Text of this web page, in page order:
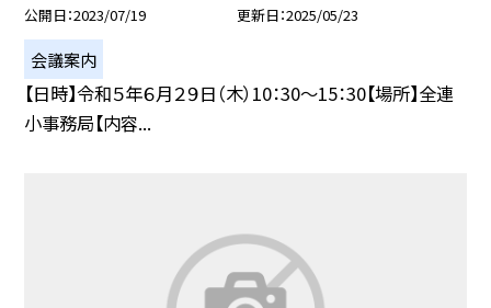
公開日 2023/07/19 更新日 2025/05/23
会議案内
【日時】令和５年６月２９日（木）10：30〜15：30【場所】全連
小事務局【内容...